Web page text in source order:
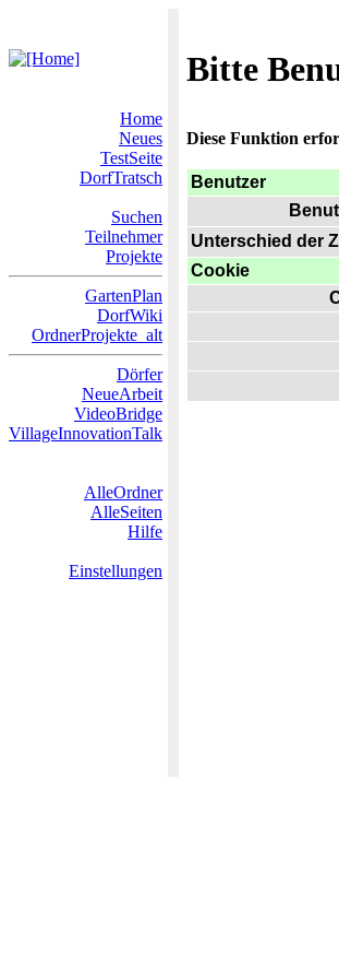
Bitte
Home
Neues
TestSeite
DorfTratsch
Suchen
Teilnehmer
Projekte
GartenPlan
DorfWiki
OrdnerProjekte_alt
Dörfer
NeueArbeit
VideoBridge
VillageInnovationTalk
AlleOrdner
AlleSeiten
Hilfe
Einstellungen
Diese Funktion
Benutzer
Unterschied der
Cookie